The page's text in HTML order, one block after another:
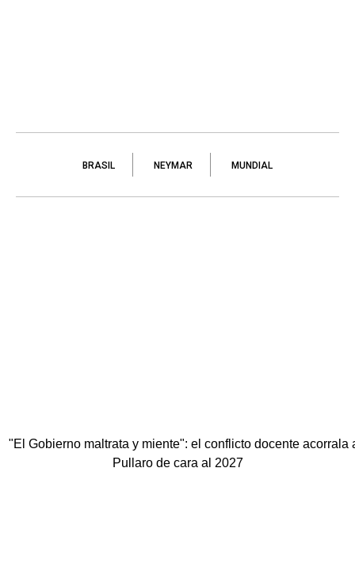
BRASIL NEYMAR MUNDIAL